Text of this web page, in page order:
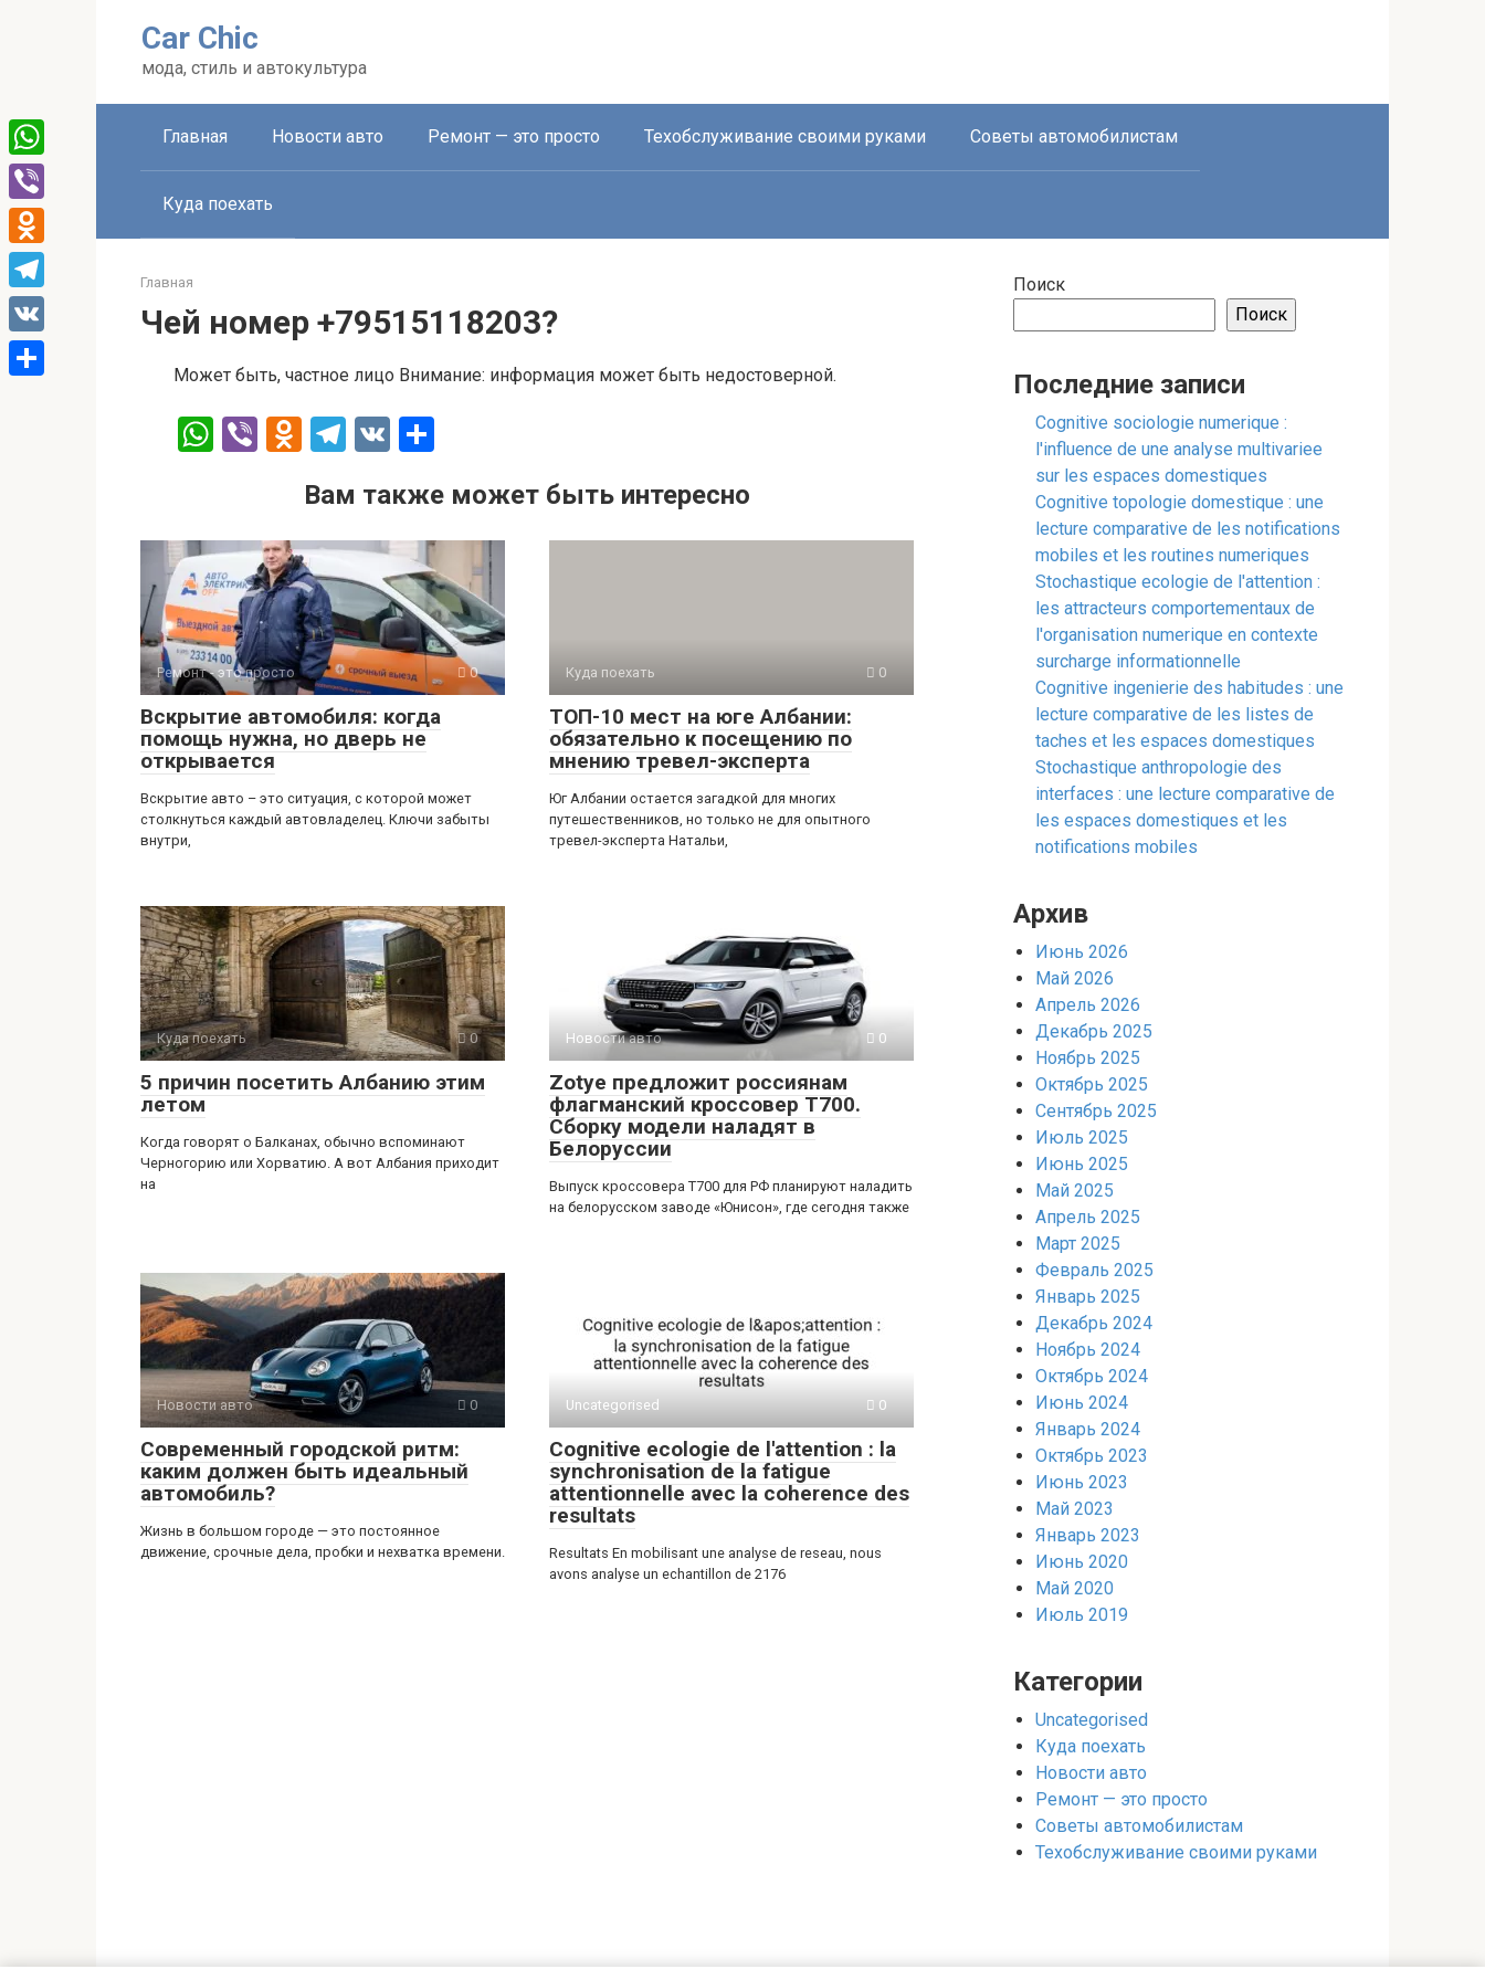
Car Chic
мода, стиль и автокультура
Главная Новости авто Ремонт — это просто Техобслуживание своими руками Советы автомобилистам
Куда поехать
Главная
Чей номер +79515118203?
Может быть, частное лицо Внимание: информация может быть недостоверной.
W
s
A
p
p
Vi O
n
o
kl
a
ss
ni
ki
T
e
gr
a
m
V
п
р
а
в
и
ть
Вам также может быть интересно
Ремонт - это просто 0
Вскрытие автомобиля: когда
помощь нужна, но дверь не
открывается
Вскрытие авто – это ситуация, с которой может
столкнуться каждый автовладелец. Ключи забыты
внутри,
Куда поехать 0
ТОП-10 мест на юге Албании:
обязательно к посещению по
мнению тревел-эксперта
Юг Албании остается загадкой для многих
путешественников, но только не для опытного
тревел-эксперта Натальи,
Куда поехать 0
5 причин посетить Албанию этим
летом
Когда говорят о Балканах, обычно вспоминают
Черногорию или Хорватию. А вот Албания приходит
на
Новости авто 0
Zotye предложит россиянам
флагманский кроссовер T700.
Сборку модели наладят в
Белоруссии
Выпуск кроссовера T700 для РФ планируют наладить
на белорусском заводе «Юнисон», где сегодня также
Новости авто 0
Современный городской ритм:
каким должен быть идеальный
автомобиль?
Жизнь в большом городе — это постоянное
движение, срочные дела, пробки и нехватка времени.
Uncategorised 0
Cognitive ecologie de l'attention : la
synchronisation de la fatigue
attentionnelle avec la coherence des
resultats
Resultats En mobilisant une analyse de reseau, nous
avons analyse un echantillon de 2176
Поиск
Поиск
Последние записи
Cognitive sociologie numerique :
l'influence de une analyse multivariee
sur les espaces domestiques
Cognitive topologie domestique : une
lecture comparative de les notifications
mobiles et les routines numeriques
Stochastique ecologie de l'attention :
les attracteurs comportementaux de
l'organisation numerique en contexte
surcharge informationnelle
Cognitive ingenierie des habitudes : une
lecture comparative de les listes de
taches et les espaces domestiques
Stochastique anthropologie des
interfaces : une lecture comparative de
les espaces domestiques et les
notifications mobiles
Архив
Июнь 2026
Май 2026
Апрель 2026
Декабрь 2025
Ноябрь 2025
Октябрь 2025
Сентябрь 2025
Июль 2025
Июнь 2025
Май 2025
Апрель 2025
Март 2025
Февраль 2025
Январь 2025
Декабрь 2024
Ноябрь 2024
Октябрь 2024
Июнь 2024
Январь 2024
Октябрь 2023
Июнь 2023
Май 2023
Январь 2023
Июнь 2020
Май 2020
Июль 2019
Категории
Uncategorised
Куда поехать
Новости авто
Ремонт — это просто
Советы автомобилистам
Техобслуживание своими руками
WhatsApp
Viber
Odnoklassniki
Telegram
VK